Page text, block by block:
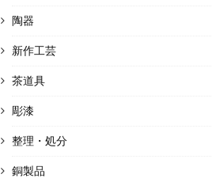
陶器
新作工芸
茶道具
彫漆
整理・処分
銅製品